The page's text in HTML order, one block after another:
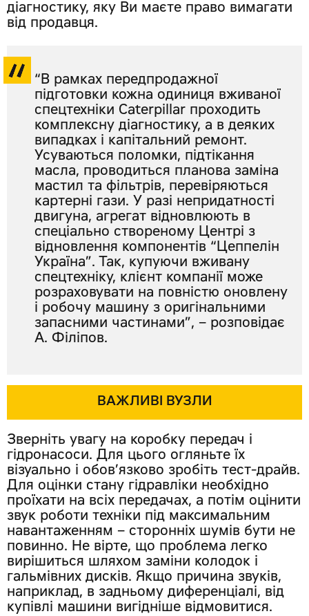
діагностику, яку Ви маєте право вимагати
від продавця.
“В рамках передпродажної
підготовки кожна одиниця вживаної
спецтехніки Caterpillar проходить
комплексну діагностику, а в деяких
випадках і капітальний ремонт.
Усуваються поломки, підтікання
масла, проводиться планова заміна
мастил та фільтрів, перевіряються
картерні гази. У разі непридатності
двигуна, агрегат відновлюють в
спеціально створеному Центрі з
відновлення компонентів “Цеппелін
Україна”. Так, купуючи вживану
спецтехніку, клієнт компанії може
розраховувати на повністю оновлену
і робочу машину з оригінальними
запасними частинами”, – розповідає
А. Філіпов.
ВАЖЛИВІ ВУЗЛИ
Зверніть увагу на коробку передач і
гідронасоси. Для цього огляньте їх
візуально і обов’язково зробіть тест-драйв.
Для оцінки стану гідравліки необхідно
проїхати на всіх передачах, а потім оцінити
звук роботи техніки під максимальним
навантаженням – сторонніх шумів бути не
повинно. Не вірте, що проблема легко
вирішиться шляхом заміни колодок і
гальмівних дисків. Якщо причина звуків,
наприклад, в задньому диференціалі, від
купівлі машини вигідніше відмовитися.